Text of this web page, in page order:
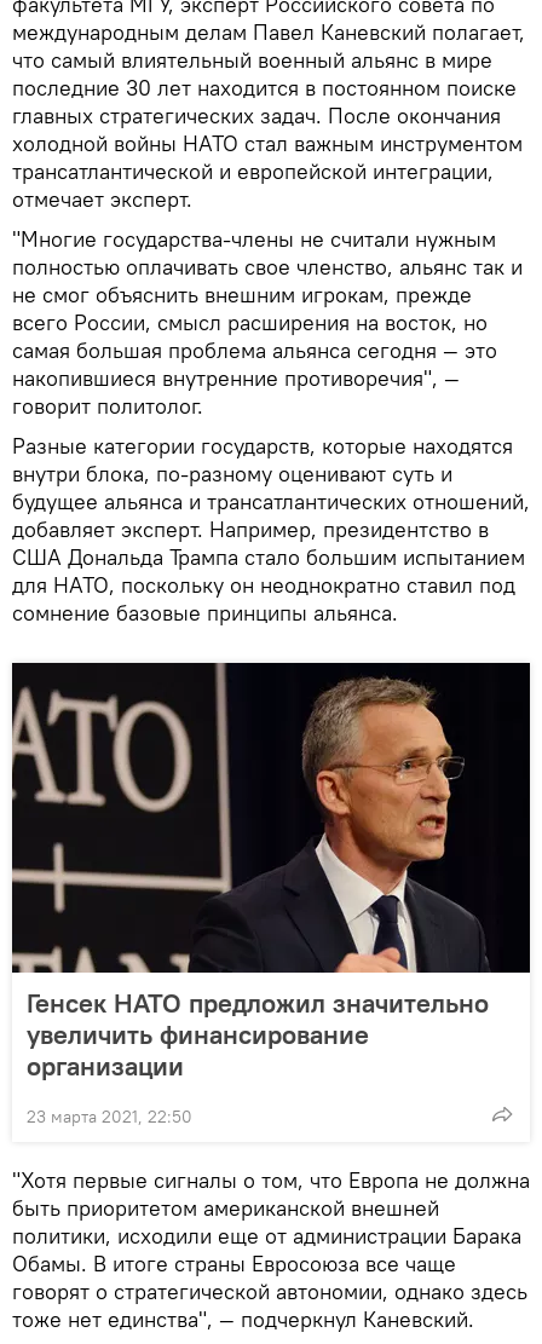
международным делам Павел Каневский полагает,
что самый влиятельный военный альянс в мире
последние 30 лет находится в постоянном поиске
главных стратегических задач. После окончания
холодной войны НАТО стал важным инструментом
трансатлантической и европейской интеграции,
отмечает эксперт.
"Многие государства-члены не считали нужным
полностью оплачивать свое членство, альянс так и
не смог объяснить внешним игрокам, прежде
всего России, смысл расширения на восток, но
самая большая проблема альянса сегодня — это
накопившиеся внутренние противоречия", —
говорит политолог.
Разные категории государств, которые находятся
внутри блока, по-разному оценивают суть и
будущее альянса и трансатлантических отношений,
добавляет эксперт. Например, президентство в
США Дональда Трампа стало большим испытанием
для НАТО, поскольку он неоднократно ставил под
сомнение базовые принципы альянса.
Генсек НАТО предложил значительно
увеличить финансирование
организации
23 марта 2021, 22:50
"Хотя первые сигналы о том, что Европа не должна
быть приоритетом американской внешней
политики, исходили еще от администрации Барака
Обамы. В итоге страны Евросоюза все чаще
говорят о стратегической автономии, однако здесь
тоже нет единства", — подчеркнул Каневский.